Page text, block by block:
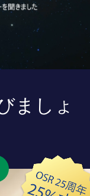
ましょ